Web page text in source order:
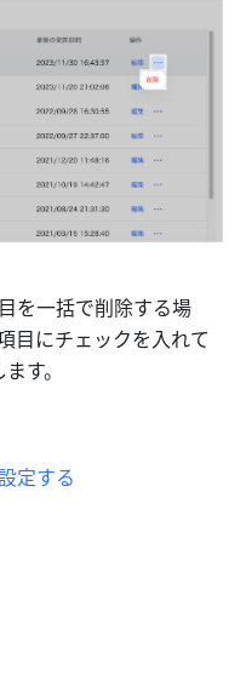
を一括で削除する場
目にチェックを入れて
す。
定する